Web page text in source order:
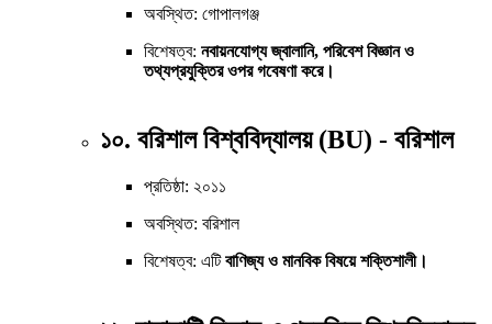
অবস্থিত: গোপালগঞ্জ
বিশেষত্ব: নবায়নযোগ্য জ্বালানি, পরিবেশ বিজ্ঞান ও
তথ্যপ্রযুক্তির ওপর গবেষণা করে।
১০. বরিশাল বিশ্ববিদ্যালয় (BU) - বরিশাল
প্রতিষ্ঠা: ২০১১
অবস্থিত: বরিশাল
বিশেষত্ব: এটিবাণিজ্য ও মানবিক বিষয়ে শক্তিশালী।